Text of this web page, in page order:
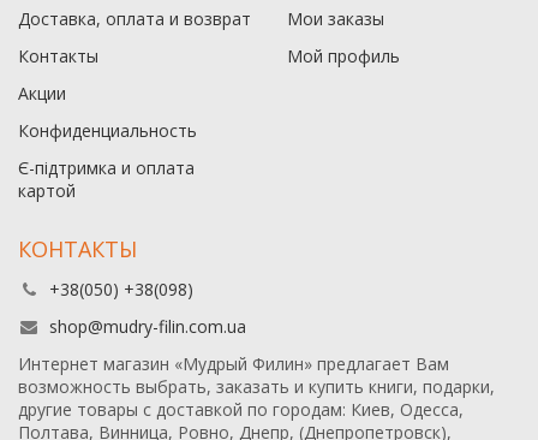
Доставка, оплата и возврат
Контакты
Акции
Конфиденциальность
Є-підтримка и оплата
картой
Мои заказы
Мой профиль
КОНТАКТЫ
+38(050) +38(098)
shop@mudry-filin.com.ua
Интернет магазин «Мудрый Филин» предлагает Вам
возможность выбрать, заказать и купить книги, подарки,
другие товары с доставкой по городам: Киев, Одесса,
Полтава, Винница, Ровно, Днепр, (Днепропетровск),